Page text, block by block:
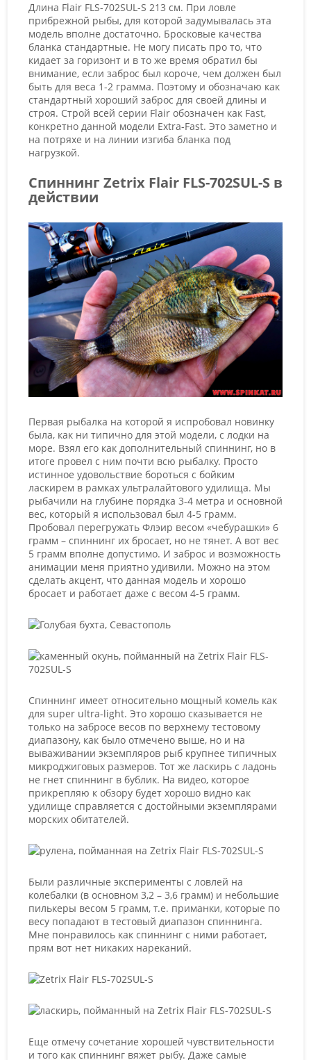
Длина Flair FLS-702SUL-S 213 см. При ловле
прибрежной рыбы, для которой задумывалась эта
модель вполне достаточно. Бросковые качества
бланка стандартные. Не могу писать про то, что
кидает за горизонт и в то же время обратил бы
внимание, если заброс был короче, чем должен был
быть для веса 1-2 грамма. Поэтому и обозначаю как
стандартный хороший заброс для своей длины и
строя. Строй всей серии Flair обозначен как Fast,
конкретно данной модели Extra-Fast. Это заметно и
на потряхе и на линии изгиба бланка под
нагрузкой.
Спиннинг Zetrix Flair FLS-702SUL-S в
действии
Первая рыбалка на которой я испробовал новинку
была, как ни типично для этой модели, с лодки на
море. Взял его как дополнительный спиннинг, но в
итоге провел с ним почти всю рыбалку. Просто
истинное удовольствие бороться с бойким
ласкирем в рамках ультралайтового удилища. Мы
рыбачили на глубине порядка 3-4 метра и основной
вес, который я использовал был 4-5 грамм.
Пробовал перегружать Флэир весом «чебурашки» 6
грамм – спиннинг их бросает, но не тянет. А вот вес
5 грамм вполне допустимо. И заброс и возможность
анимации меня приятно удивили. Можно на этом
сделать акцент, что данная модель и хорошо
бросает и работает даже с весом 4-5 грамм.
Спиннинг имеет относительно мощный комель как
для super ultra-light. Это хорошо сказывается не
только на забросе весов по верхнему тестовому
диапазону, как было отмечено выше, но и на
вываживании экземпляров рыб крупнее типичных
микроджиговых размеров. Тот же ласкирь с ладонь
не гнет спиннинг в бублик. На видео, которое
прикрепляю к обзору будет хорошо видно как
удилище справляется с достойными экземплярами
морских обитателей.
Были различные эксперименты с ловлей на
колебалки (в основном 3,2 – 3,6 грамм) и небольшие
пилькеры весом 5 грамм, т.е. приманки, которые по
весу попадают в тестовый диапазон спиннинга.
Мне понравилось как спиннинг с ними работает,
прям вот нет никаких нареканий.
Еще отмечу сочетание хорошей чувствительности
и того как спиннинг вяжет рыбу. Даже самые